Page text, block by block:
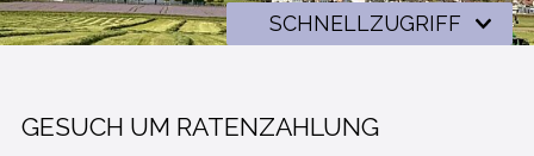
GESUCH UM RATENZAHLUNG
Schnellzugriff
SCHNELLZUGRIFF